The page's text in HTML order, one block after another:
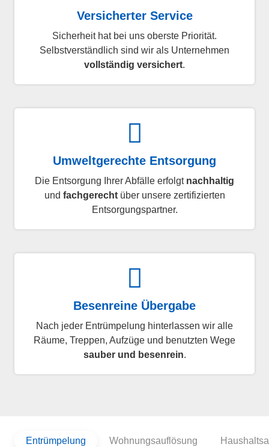
Versicherter Service
Sicherheit hat bei uns oberste Priorität.
Selbstverständlich sind wir als Unternehmen
vollständig versichert.
Umweltgerechte Entsorgung
Die Entsorgung Ihrer Abfälle erfolgt nachhaltig
und fachgerechtüber unsere zertifizierten
Entsorgungspartner.
Besenreine Übergabe
Nach jeder Entrümpelung hinterlassen wir alle
Räume, Treppen, Aufzüge und benutzten Wege
sauber und besenrein.
Entrümpelung Wohnungsauflösung